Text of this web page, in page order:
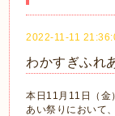
2022-11-11
わかすぎふれ
本日11月11日（金
あい祭りにおいて